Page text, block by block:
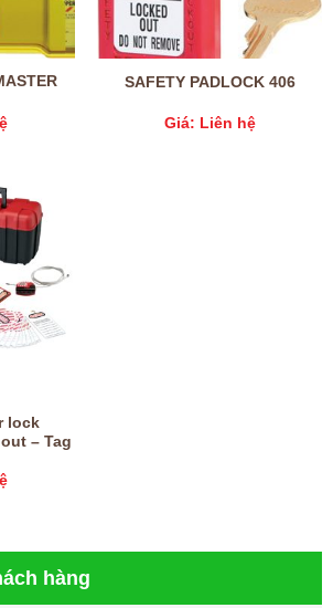
hàng
SAFETY PADLOCK 406
Giá: Liên hệ
lock
– Tag